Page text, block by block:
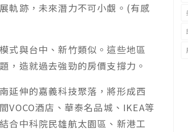
軌跡，未來潛力不可小覷。 (有感
式與台中、新竹類似。這些地區
，造就過去強勁的房價支撐力。
延伸的嘉義科技聚落，將形成西
VOCO酒店、華泰名品城、IKEA等
合中科院民雄航太園區、新港工